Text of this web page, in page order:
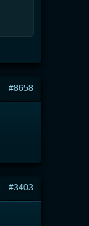
#8658
#3403